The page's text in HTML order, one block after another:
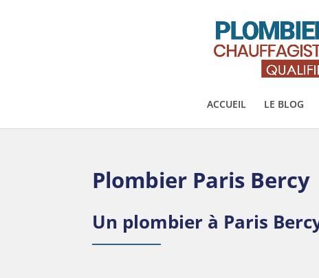
ACCUEIL LE BLOG
Plombier Paris Bercy
Un plombier à Paris